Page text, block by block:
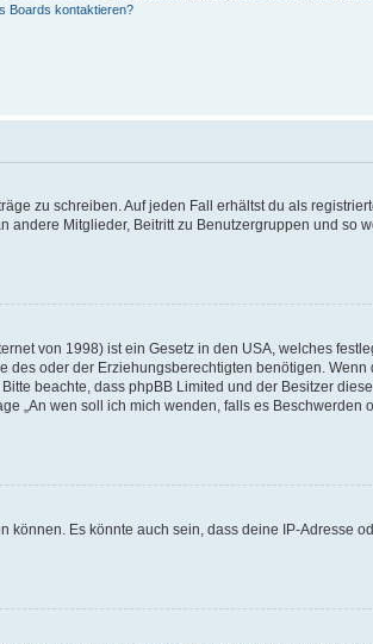
Boards kontaktieren?
zu schreiben. Auf jeden Fall erhältst du als
andere Mitglieder, Beitritt zu Benutzergruppen und so
von 1998) ist ein Gesetz in den USA, welches
oder der Erziehungsberechtigten benötigen. Wenn
beachte, dass phpBB Limited und der Besitzer
„An wen soll ich mich wenden, falls es Beschwerden
können. Es könnte auch sein, dass deine IP-Adresse